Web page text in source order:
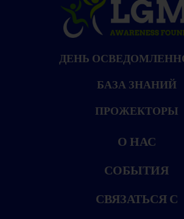
ДЕНЬ
БАЗА ЗНАНИЙ
ПРОЖЕКТОРЫ
О НАС
СОБЫТИЯ
СВЯЗАТЬСЯ С